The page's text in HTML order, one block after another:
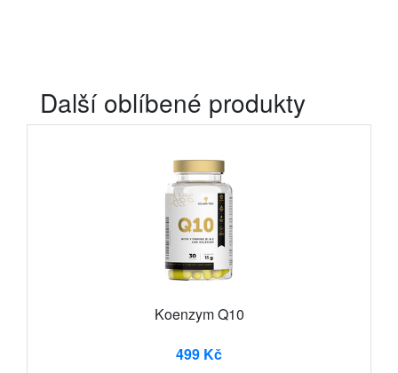
Další oblíbené produkty
Koenzym Q10
499 Kč